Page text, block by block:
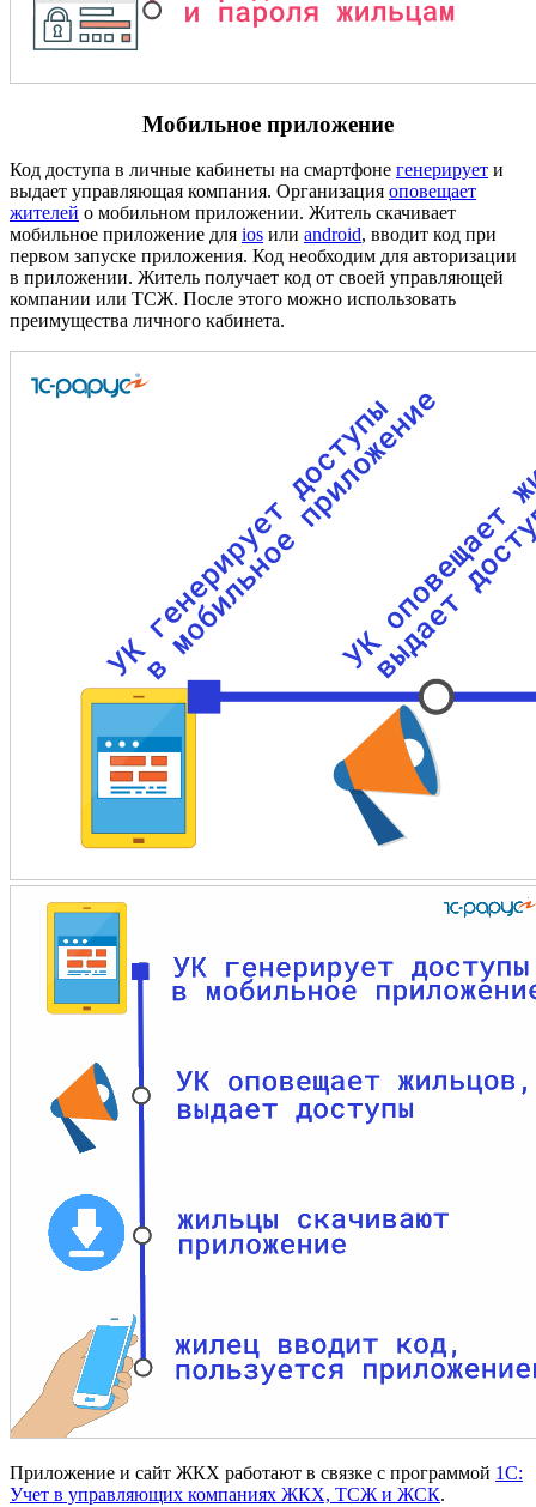
Мобильное приложение
Код доступа в личные кабинеты на смартфоне генерирует и
выдает управляющая компания. Организация оповещает
жителей о мобильном приложении. Житель скачивает
мобильное приложение для ios или android, вводит код при
первом запуске приложения. Код необходим для авторизации
в приложении. Житель получает код от своей управляющей
компании или ТСЖ. После этого можно использовать
преимущества личного кабинета.
Приложение и сайт ЖКХ работают в связке с программой 1С:
Учет в управляющих компаниях ЖКХ, ТСЖ и ЖСК.